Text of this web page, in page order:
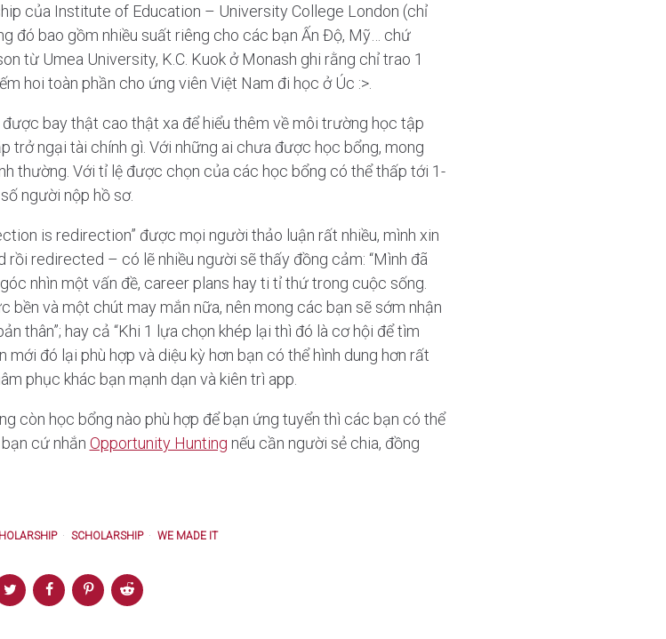
của Institute of Education – University College London (chỉ
đó bao gồm nhiều suất riêng cho các bạn Ấn Độ, Mỹ… chứ
từ Umea University, K.C. Kuok ở Monash ghi rằng chỉ trao 1
hoi toàn phần cho ứng viên Việt Nam đi học ở Úc :>.
bay thật cao thật xa để hiểu thêm về môi trường học tập
trở ngại tài chính gì. Với những ai chưa được học bổng, mong
thường. Với tỉ lệ được chọn của các học bổng có thể thấp tới 1-
người nộp hồ sơ.
is redirection” được mọi người thảo luận rất nhiều, mình xin
redirected – có lẽ nhiều người sẽ thấy đồng cảm: “Mình đã
nhìn một vấn đề, career plans hay ti tỉ thứ trong cuộc sống.
bền và một chút may mắn nữa, nên mong các bạn sẽ sớm nhận
thân”; hay cả “Khi 1 lựa chọn khép lại thì đó là cơ hội để tìm
đó lại phù hợp và diệu kỳ hơn bạn có thể hình dung hơn rất
phục khác bạn mạnh dạn và kiên trì app.
còn học bổng nào phù hợp để bạn ứng tuyển thì các bạn có thể
cứ nhắn Opportunity Hunting nếu cần người sẻ chia, đồng
SCHOLARSHIP WE MADE IT